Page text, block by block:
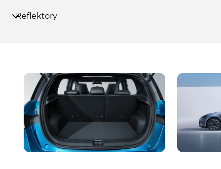
Reflektory